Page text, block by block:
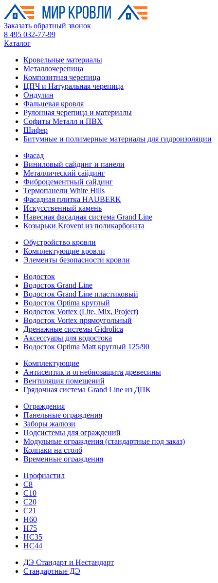
Заказать обратный звонок
8 495 032-77-99
Каталог
Кровельные материалы
Металлочерепица
Композитная черепица
ЦПЧ и Натуральная черепица
Ондулин
Фальцевая кровля
Рулонная черепица и материалы
Софиты Металл и ПВХ
Шифер
Битумные и полимерные материалы для гидроизоляции
Фасад
Виниловый сайдинг и панели
Металлический сайдинг
Фиброцементный сайдинг
Термопанели White Hills
Фасадная плитка HAUBERK
Искусственный камень
Навесная фасадная система Grand Line
Козырьки Krovent из поликарбоната
Обустройство кровли
Комплектующие кровли
Элементы безопасности кровли
Водосток
Водосток Grand Line
Водосток Grand Line пластиковый
Водосток Optima круглый
Водосток Vortex (Lite, Mix, Project)
Водосток Vortex прямоугольный
Дренажные системы Gidrolica
Аксессуары для водостока
Водосток Optima Matt круглый 125/90
Комплектующие
Антисептик и огнебиозащита древесины
Вентиляция помещений
Грядочная система Grand Line из ДПК
Ограждения
Панельные ограждения
Заборы жалюзи
Подсистемы для ограждений
Модульные ограждения (стандартные под заказ)
Колпаки на столб
Временные ограждения
Профнастил
С8
С10
С20
С21
H60
H75
HС35
НС44
ДЭ Стандарт и Нестандарт
Стандартные ДЭ